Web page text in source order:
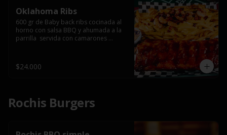
Oklahoma Ribs
600 gr de Baby back ribs cocinada al
horno con salsa BBQ y ahumada a la
parrilla  servida con camarones
$24.000
Rochis Burgers